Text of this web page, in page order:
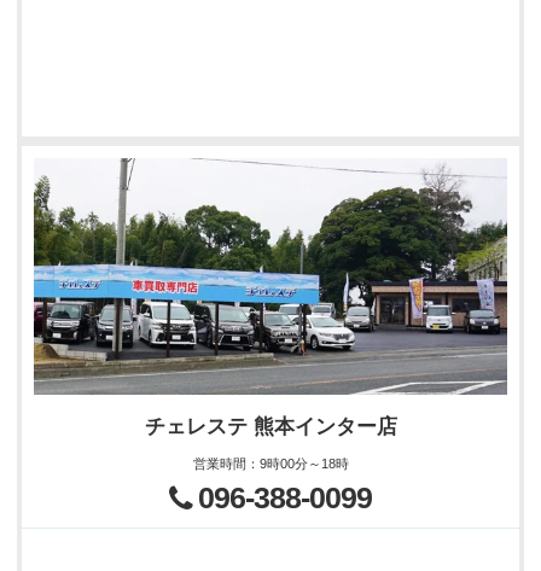
チェレステ 熊本インター店
営業時間 ： 9時00分～18時
096-388-0099